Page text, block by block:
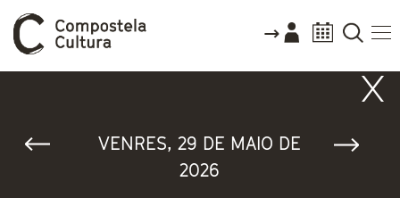
VENRES, 29 DE MAIO DE
2026